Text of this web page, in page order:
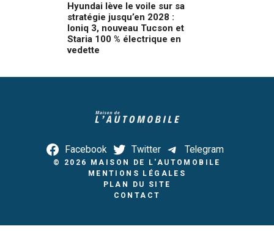
Hyundai lève le voile sur sa
stratégie jusqu’en 2028 :
Ioniq 3, nouveau Tucson et
Staria 100 % électrique en
vedette
Facebook Twitter Telegram
© 2026
MAISON DE L'AUTOMOBILE
MENTIONS LÉGALES
PLAN DU SITE
CONTACT